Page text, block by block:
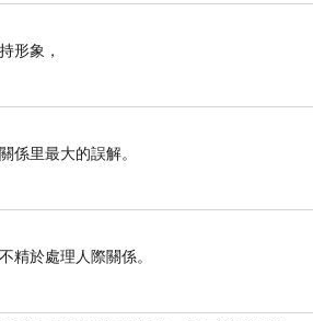
形象，
係里最大的誤解。
精於處理人際關係。